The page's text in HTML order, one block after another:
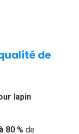
de
lapin
80 % de